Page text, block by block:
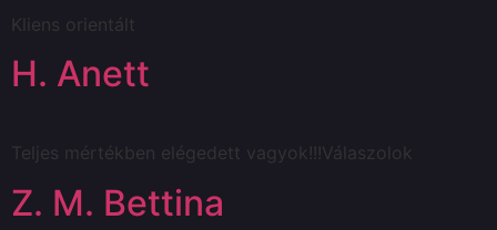
Kliens orientált
H. Anett
Teljes mértékben elégedett vagyok!!!Válaszolok
Z. M. Bettina